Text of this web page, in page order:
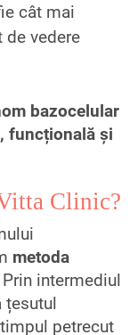
cât mai
vedere
bazocelular
funcțională și
Clinic?
metoda
Prin intermediul
țesutul
petrecut